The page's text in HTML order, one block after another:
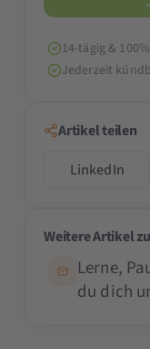
14-tägig &
Jederzeit
Artikel teilen
LinkedIn
Weitere Artikel
Lerne,
du dich